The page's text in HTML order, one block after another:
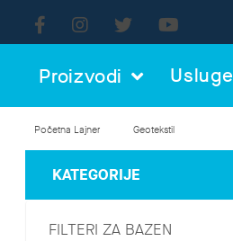
Proizvodi Usluge
Početna Lajner Geotekstil
KATEGORIJE
FILTERI ZA BAZEN